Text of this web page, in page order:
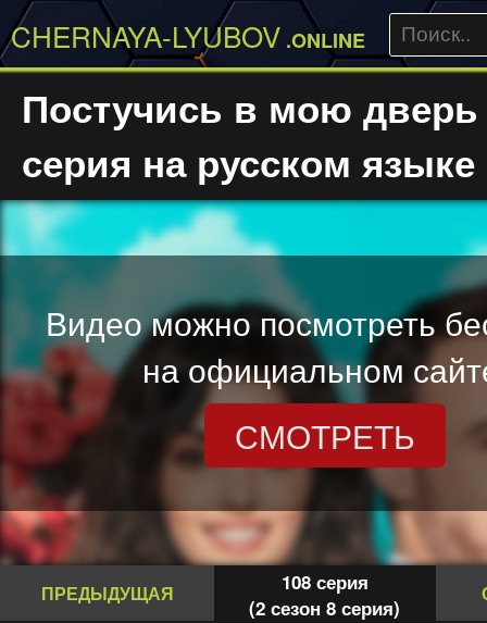
CHERNAYA-LYUBOV .ONLINE
Постучись в мою дверь
серия на русском языке
Видео можно посмотреть
на официальном
СМОТРЕТЬ
ПРЕДЫДУЩАЯ
108 серия
(2 сезон 8 серия)